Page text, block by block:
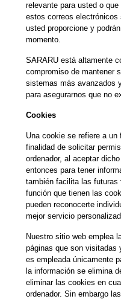
relevante para usted o
estos correos electrónicos
usted proporcione y
momento.
SARARU está altamente
compromiso de mantener
sistemas más avanzados
para asegurarnos que no
Cookies
Una cookie se refiere a
finalidad de solicitar
ordenador, al aceptar
entonces para tener
también facilita las futuras
función que tienen las
pueden reconocerte
mejor servicio
Nuestro sitio web emplea
páginas que son visitadas
es empleada únicamente
la información se elimina
eliminar las cookies en
ordenador. Sin embargo